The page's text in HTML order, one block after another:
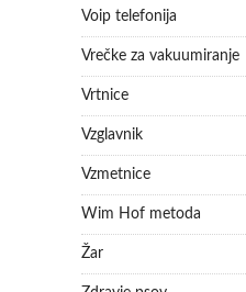
Voip telefonija
Vrečke za vakuumiranje
Vrtnice
Vzglavnik
Vzmetnice
Wim Hof metoda
Žar